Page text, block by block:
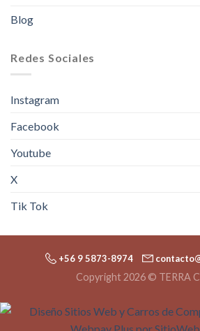
Blog
Redes Sociales
Instagram
Facebook
Youtube
X
Tik Tok
+56 9 5873-8974
Copyright 2026 © TERRA